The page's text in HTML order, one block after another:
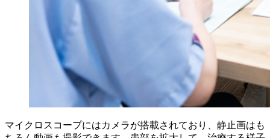
マイクロスコープにはカメラが搭載されており、静止画はも